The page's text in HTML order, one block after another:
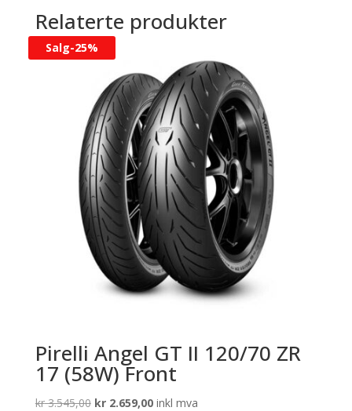
Relaterte produkter
Salg-25%
Pirelli Angel GT II 120/70 ZR
17 (58W) Front
kr3.545,00 Opprinnelig
kr2.659,00Nåværende
inkl mva